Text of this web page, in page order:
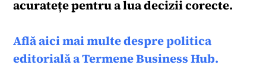
acuratețe pentru a lua decizii corecte.
Află aici mai multe despre politica
editorială a Termene Business Hub.